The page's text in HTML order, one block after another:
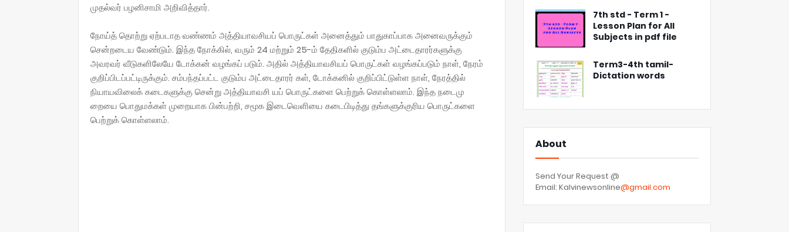
முதல்வர் பழனிசாமி அறிவித்தார்.
நோய்த் தொற்று ஏற்படாத வண்ணம் அத்தியாவசியப் பொருட்கள் அனைத்தும் பாதுகாப்பாக அனைவருக்கும்
சென்றடைய வேண்டும். இந்த நோக்கில், வரும் 24 மற்றும் 25-ம் தேதிகளில் குடும்ப அட்டைதாரர்களுக்கு
அவரவர் வீடுகளிலேயே டோக்கன் வழங்கப் படும். அதில் அத்தியாவசியப் பொருட்கள் வழங்கப்படும் நாள், நேரம்
குறிப்பிடப்பட்டிருக்கும். சம்பந்தப்பட்ட குடும்ப அட்டைதாரர் கள், டோக்கனில் குறிப்பிட்டுள்ள நாள், நேரத்தில்
நியாயவிலைக் கடைகளுக்கு சென்று அத்தியாவசி யப் பொருட்களை பெற்றுக் கொள்ளலாம். இந்த நடைமு
றையை பொதுமக்கள் முறையாக பின்பற்றி, சமூக இடைவெளியை கடைபிடித்து தங்களுக்குரிய பொருட்களை
பெற்றுக் கொள்ளலாம்.
7th std - Term 1 -
Lesson Plan for All
Subjects in pdf file
Term3-4th tamil-
Dictation words
About
Send Your Request @
Email: Kalvinewsonline@gmail.com